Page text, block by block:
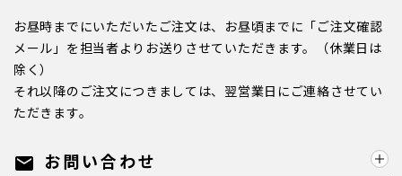
お昼時までにいただいたご注文は、お昼頃までに「ご注文確認
メール」を担当者よりお送りさせていただきます。（休業日は
除く）
それ以降のご注文につきましては、翌営業日にご連絡させてい
ただきます。
mail お問い合わせ